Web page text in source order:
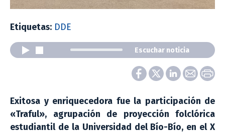
Etiquetas: DDE
Escuchar noticia
Exitosa y enriquecedora fue la participación de
«Traful», agrupación de proyección folclórica
estudiantil de la Universidad del Bío-Bío, en el X